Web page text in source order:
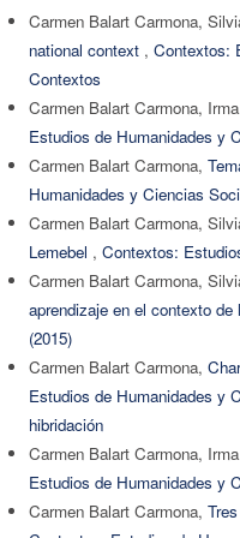
Carmen Balart Carmona,
national context , Contextos:
Contextos
Carmen Balart Carmona,
Estudios de Humanidades y
Carmen Balart Carmona,
Humanidades y Ciencias
Carmen Balart Carmona,
Lemebel , Contextos:
Carmen Balart Carmona,
aprendizaje en el contexto
(2015)
Carmen Balart Carmona,
Estudios de Humanidades y
hibridación
Carmen Balart Carmona,
Estudios de Humanidades y
Carmen Balart Carmona,